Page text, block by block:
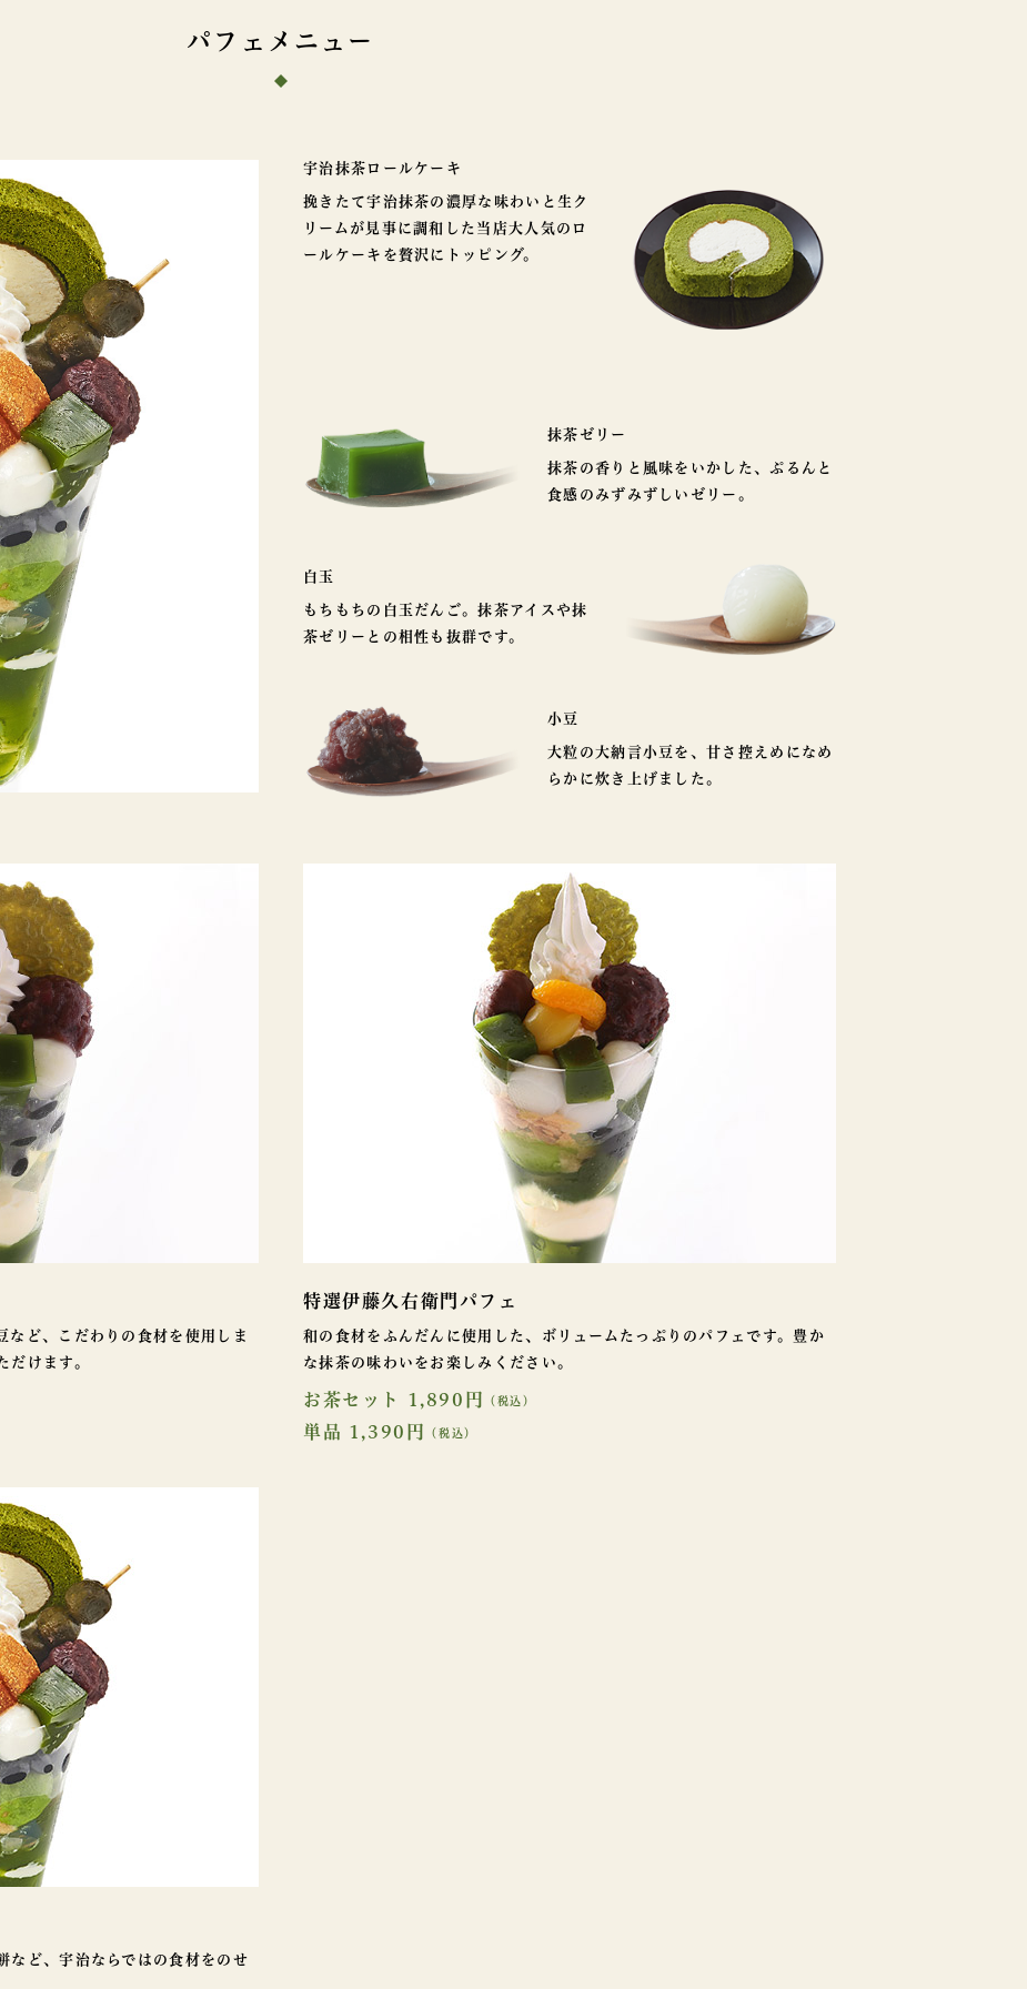
パフェメニュー
宇治抹茶ロールケーキ
挽きたて宇治抹茶の濃厚な味わいと生ク
リームが見事に調和した当店大人気のロ
ールケーキを贅沢にトッピング。
抹茶ゼリー
抹茶の香りと風味をいかした、ぷるんと
食感のみずみずしいゼリー。
白玉
もちもちの白玉だんご。抹茶アイスや抹
茶ゼリーとの相性も抜群です。
小豆
大粒の大納言小豆を、甘さ控えめになめ
らかに炊き上げました。
など、こだわりの食材を使用しま
だけます。
特選伊藤久右衛門パフェ
和の食材をふんだんに使用した、ボリュームたっぷりのパフェです。豊か
な抹茶の味わいをお楽しみください。
お茶セット 1,890円 （税込）
単品 1,390円 （税込）
など、宇治ならではの食材をのせ